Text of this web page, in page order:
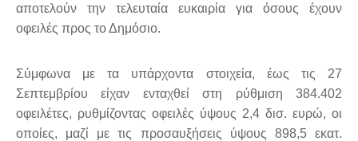
αποτελούν την τελευταία ευκαιρία για όσους έχουν
οφειλές προς το Δημόσιο.
Σύμφωνα με τα υπάρχοντα στοιχεία, έως τις 27
Σεπτεμβρίου είχαν ενταχθεί στη ρύθμιση 384.402
οφειλέτες, ρυθμίζοντας οφειλές ύψους 2,4 δισ. ευρώ, οι
οποίες, μαζί με τις προσαυξήσεις ύψους 898,5 εκατ.